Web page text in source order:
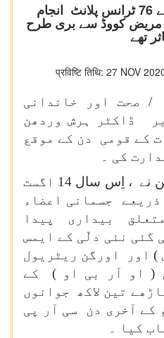
تمل ناڈو نے پھیپھڑوں کے 76 ٹرانس پلانٹ انجام
مریض کووڈ سے بری طرح
प्रविष्टि तिथि: 27 NOV
/ صحت اور خاندانی
ڈاکٹر ہرش وردھن
کے قومی دن کے موقع
کی ۔
ڈاکٹر ہرش وردھن نے ، اِس سال 14 اگست
جسمانی اعضاء
بیداری پیدا
گئی نئی دلّی کے ایمس
) اور اورگن ریٹریول
( او آر بی او ) کے
تین لاکھ جوانوں
کے آخری دن سی آر پی
کیا ۔